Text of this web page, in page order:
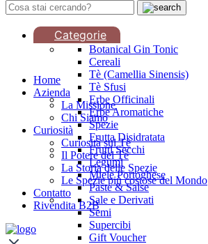
Categorie
Botanical Gin Tonic
Cereali
Tè (Camellia Sinensis)
Tè Sfusi
Erbe Officinali
Erbe Aromatiche
Spezie
Frutta Disidratata
Frutti Secchi
Legumi
Miele Portoghese
Paste & Salse
Sale e Derivati
Semi
Supercibi
Gift Voucher
Home
Azienda
La Missione
Chi Siamo
Curiosità
Curiosità sul Tè
Il Potere del Tè
La Storia delle Spezie
Le Spezie più costose del Mondo
Contatto
Rivendita B2B